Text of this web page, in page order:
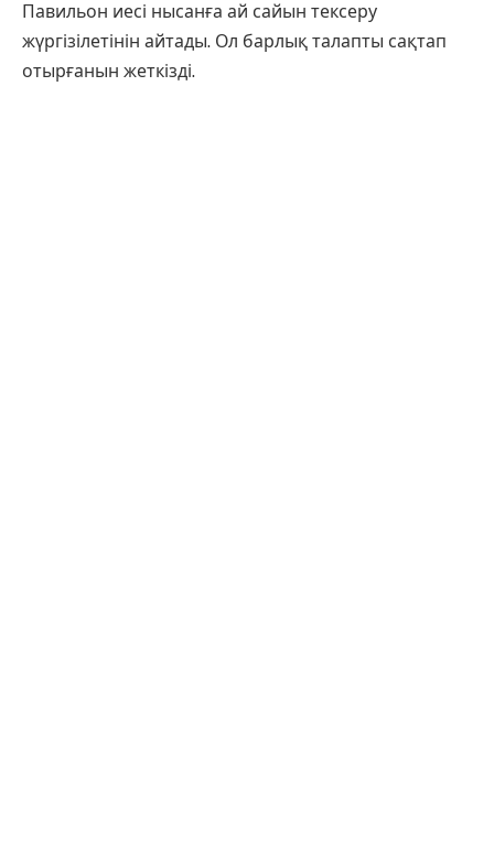
Павильон иесі нысанға ай сайын тексеру
жүргізілетінін айтады. Ол барлық талапты сақтап
отырғанын жеткізді.